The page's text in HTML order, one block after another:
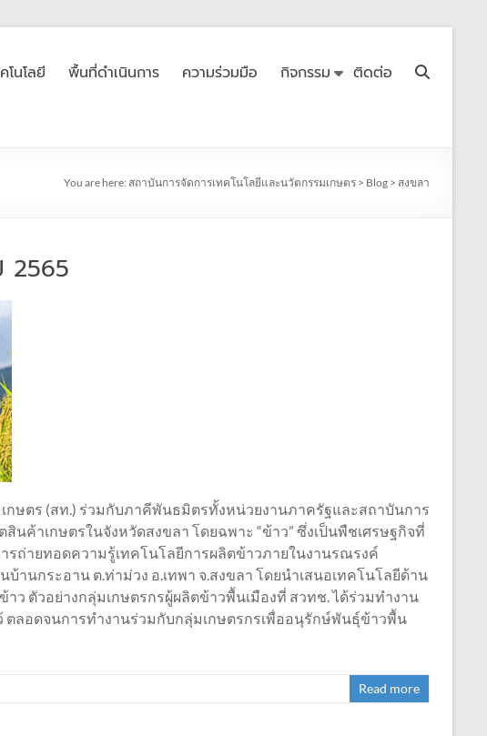
โนโลยี พื้นที่ดำเนินการ ความร่วมมือ กิจกรรม ติดต่อ
You are here: สถาบันการจัดการเทคโนโลยีและนวัตกรรมเกษตร > Blog > สงขลา
2565
ษตร (สท.) ร่วมกับภาคีพันธมิตรทั้งหน่วยงานภาครัฐและสถาบันการ
ค้าเกษตรในจังหวัดสงขลา โดยฉพาะ “ข้าว” ซึ่งเป็นพืชเศรษฐกิจที่
ถ่ายทอดความรู้เทคโนโลยีการผลิตข้าวภายในงานรณรงค์
านกระอาน ต.ท่าม่วง อ.เทพา จ.สงขลา โดยนำเสนอเทคโนโลยีด้าน
ตัวอย่างกลุ่มเกษตรกรผู้ผลิตข้าวพื้นเมืองที่ สวทช. ได้ร่วมทำงาน
ลอดจนการทำงานร่วมกับกลุ่มเกษตรกรเพื่ออนุรักษ์พันธุ์ข้าวพื้น
Read more